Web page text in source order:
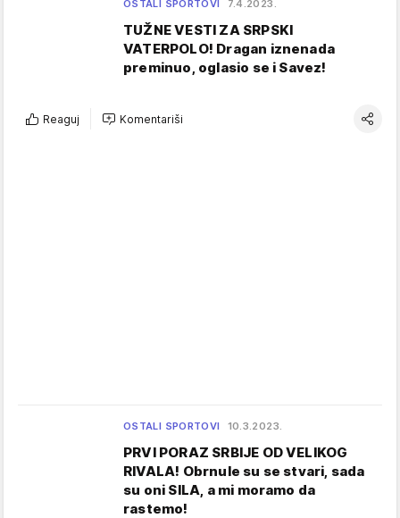
OSTALI SPORTOVI 7.4.2023.
TUŽNE VESTI ZA SRPSKI
VATERPOLO! Dragan iznenada
preminuo, oglasio se i Savez!
Reaguj Komentariši
OSTALI SPORTOVI 10.3.2023.
PRVI PORAZ SRBIJE OD VELIKOG
RIVALA! Obrnule su se stvari, sada
su oni SILA, a mi moramo da
rastemo!